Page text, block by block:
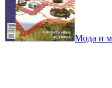
Мода и